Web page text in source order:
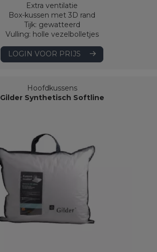
Extra ventilatie
Box-kussen met 3D rand
Tijk: gewatteerd
Vulling: holle vezelbolletjes
LOGIN VOOR PRIJS
Hoofdkussens
Gilder Synthetisch Softline